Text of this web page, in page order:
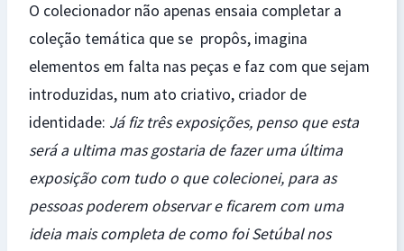
O colecionador não apenas ensaia completar a
coleção temática que se propôs, imagina
elementos em falta nas peças e faz com que sejam
introduzidas, num ato criativo, criador de
identidade: Já fiz três exposições, penso que esta
será a ultima mas gostaria de fazer uma última
exposição com tudo o que colecionei, para as
pessoas poderem observar e ficarem com uma
ideia mais completa de como foi Setúbal nos